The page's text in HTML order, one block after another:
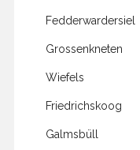
Fedderwardersiel
Grossenkneten
Wiefels
Friedrichskoog
Galmsbüll